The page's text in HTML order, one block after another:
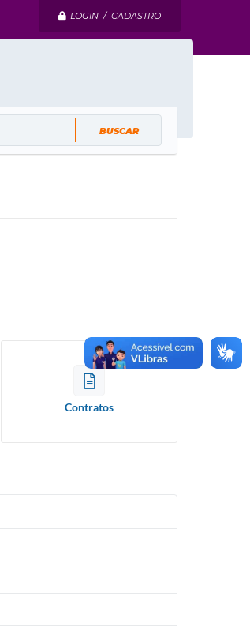
LOGIN / CADASTRO
Contratos